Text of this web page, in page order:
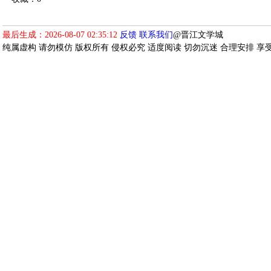
最后生成：2026-08-07 02:35:12 反馈 联系我们@晋江文学城
纯属虚构 请勿模仿 版权所有 侵权必究 适度阅读 切勿沉迷 合理安排 享